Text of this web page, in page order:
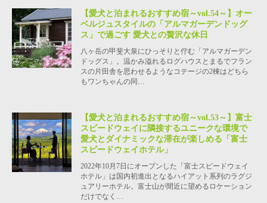
【愛犬と泊まれるおすすめ宿～vol.54～】オー
ベルジュスタイルの「アルマガーデンドッグ
ス」で過ごす 愛犬との贅沢な休日
八ヶ岳の甲斐大泉にひっそりと佇む「アルマガーデン
ドッグス」。温かみ溢れるログハウスとまるでフラン
スの片田舎を思わせるようなコテージの2棟はどちら
もワンちゃんの同…
【愛犬と泊まれるおすすめ宿～vol.53～】富士
スピードウェイに隣接するユニークな環境で
愛犬とダイナミックな滞在が楽しめる「富士
スピードウェイホテル」
2022年10月7日にオープンした「富士スピードウェイ
ホテル」は国内初進出となるハイアット系列のラグジ
ュアリーホテル。富士山が間近に望めるロケーション
だけでなく…